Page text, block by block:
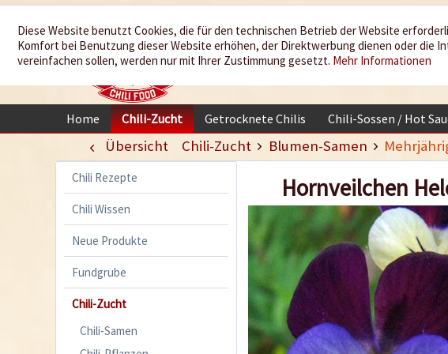
Wir würzen
Ihr Leben
Home Chili-Zucht Getrocknete Chilis Chili-Sossen / Hot
Übersicht Chili-Zucht Blumen-Samen
Chili Rezepte
Chili Wissen
Neue Produkte
Fundgrube
Chili-Zucht
Chili-Samen
Hornveilchen
Diese Website benutzt Cookies, die für den technischen Betrieb der Website
Komfort bei Benutzung dieser Website erhöhen, der Direktwerbung dienen oder die
vereinfachen sollen, werden nur mit Ihrer Zustimmung gesetzt. Mehr Informationen